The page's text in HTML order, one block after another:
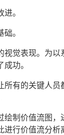
。
。
觉表现。为
功。
所有的关键人
绘制价值流图
行价值流分析